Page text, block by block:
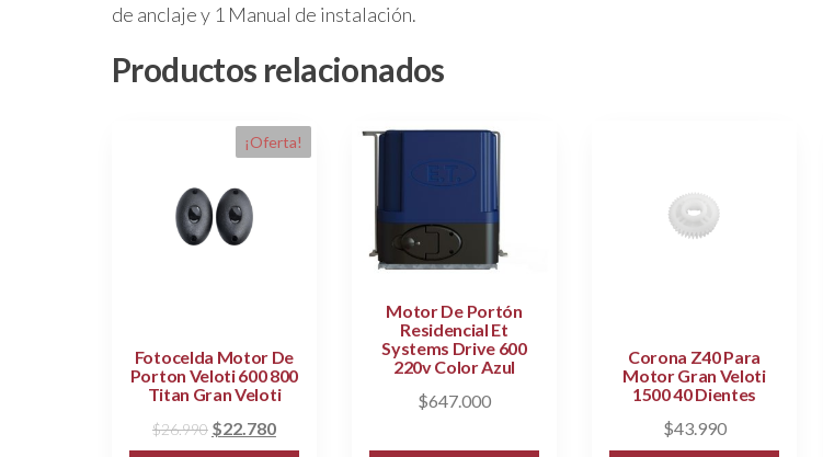
de anclaje y 1 Manual de instalación.
Productos relacionados
¡Oferta!
Fotocelda Motor De
Porton Veloti 600 800
Titan Gran Veloti
$26.990 El
$22.780El
Motor De Portón
Residencial Et
Systems Drive 600
220v Color Azul
$647.000
Corona Z40 Para
Motor Gran Veloti
1500 40 Dientes
$43.990